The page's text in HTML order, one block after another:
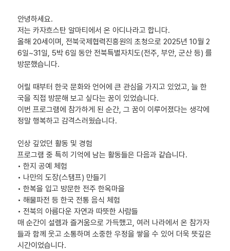
안녕하세요.
저는 카자흐스탄 알마티에서 온 아디나라고 합니다.
올해 20세이며, 전북국제협력진흥원의 초청으로 2025년 10월 2
6일~31일, 5박 6일 동안 전북특별자치도(전주, 부안, 군산 등) 를
방문했습니다.
어릴 때부터 한국 문화와 언어에 큰 관심을 가지고 있었고, 늘 한
국을 직접 방문해 보고 싶다는 꿈이 있었습니다.
이번 프로그램에 참가하게 된 순간, 그 꿈이 이루어졌다는 생각에
정말 행복하고 감격스러웠습니다.
인상 깊었던 활동 및 경험
프로그램 중 특히 기억에 남는 활동들은 다음과 같습니다.
• 한지 공예 체험
• 나만의 도장(스탬프) 만들기
• 한복을 입고 방문한 전주 한옥마을
• 해물파전 등 한국 전통 음식 체험
• 전북의 아름다운 자연과 따뜻한 사람들
매 순간이 설렘과 즐거움으로 가득했고, 여러 나라에서 온 참가자
들과 함께 웃고 소통하며 소중한 우정을 쌓을 수 있어 더욱 뜻깊은
시간이었습니다.